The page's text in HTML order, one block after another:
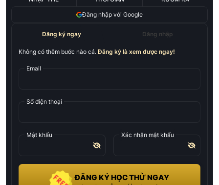
Đăng nhập với Google
Đăng ký ngay Đăng nhập
Không có thêm bước nào cả. Đăng ký là xem được ngay!
Email
Số điện thoại
Mật khẩu Xác nhận mật khẩu
ĐĂNG KÝ HỌC THỬ NGAY